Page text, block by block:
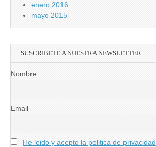
enero 2016
mayo 2015
SUSCRIBETE A NUESTRA NEWSLETTER
Nombre
Email
He leido y acepto la politica de privacidad